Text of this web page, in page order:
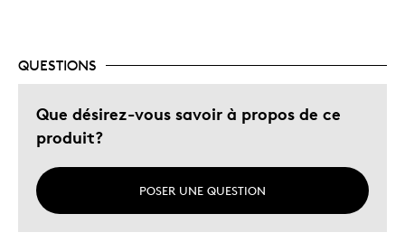
QUESTIONS
Que désirez-vous savoir à propos de ce
produit?
POSER UNE QUESTION